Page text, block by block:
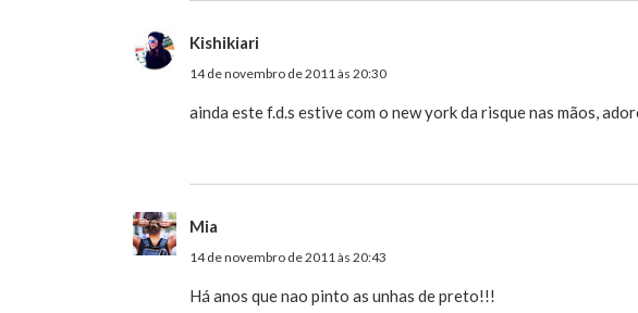
Kishikiari
14 de novembro de 2011 às 20:30
ainda este f.d.s estive com o new york da risque nas mãos,
Mia
14 de novembro de 2011 às 20:43
Há anos que nao pinto as unhas de preto!!!